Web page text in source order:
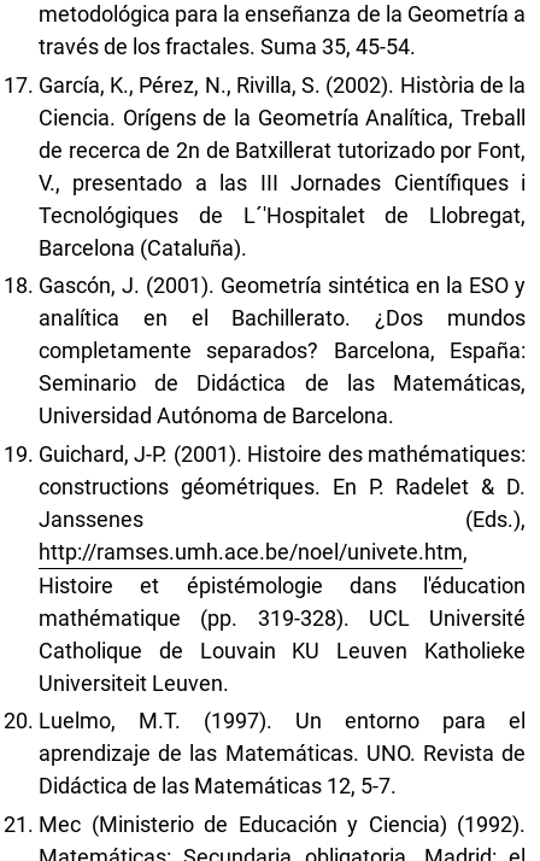
metodológica para la enseñanza de la Geometría a
través de los fractales. Suma 35, 45-54.
García, K., Pérez, N., Rivilla, S. (2002). Història de la
Ciencia. Orígens de la Geometría Analítica, Treball
de recerca de 2n de Batxillerat tutorizado por Font,
V., presentado a las III Jornades Científiques i
Tecnológiques de L´'Hospitalet de Llobregat,
Barcelona (Cataluña).
Gascón, J. (2001). Geometría sintética en la ESO y
analítica en el Bachillerato. ¿Dos mundos
completamente separados? Barcelona, España:
Seminario de Didáctica de las Matemáticas,
Universidad Autónoma de Barcelona.
Guichard, J-P. (2001). Histoire des mathématiques:
constructions géométriques. En P. Radelet & D.
Janssenes (Eds.),
http://ramses.umh.ace.be/noel/univete.htm,
Histoire et épistémologie dans l'éducation
mathématique (pp. 319-328). UCL Université
Catholique de Louvain KU Leuven Katholieke
Universiteit Leuven.
Luelmo, M.T. (1997). Un entorno para el
aprendizaje de las Matemáticas. UNO. Revista de
Didáctica de las Matemáticas 12, 5-7.
Mec (Ministerio de Educación y Ciencia) (1992).